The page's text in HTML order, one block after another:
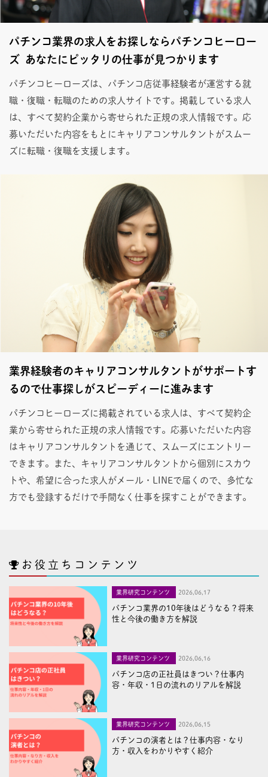
パチンコ業界の求人をお探しならパチンコヒーロー
ズ あなたにピッタリの仕事が見つかります
パチンコヒーローズは、パチンコ店従事経験者が運営する就
職・復職・転職のための求人サイトです。掲載している求人
は、すべて契約企業から寄せられた正規の求人情報です。応
募いただいた内容をもとにキャリアコンサルタントがスムー
ズに転職・復職を支援します。
業界経験者のキャリアコンサルタントがサポートす
るので仕事探しがスピーディーに進みます
パチンコヒーローズに掲載されている求人は、すべて契約企
業から寄せられた正規の求人情報です。応募いただいた内容
はキャリアコンサルタントを通じて、スムーズにエントリー
できます。また、キャリアコンサルタントから個別にスカウ
トや、希望に合った求人がメール・LINEで届くので、多忙な
方でも登録するだけで手間なく仕事を探すことができます。
お役立ちコンテンツ
業界研究コンテンツ 2026,06,17
パチンコ業界の10年後はどうなる？将来
性と今後の働き方を解説
業界研究コンテンツ 2026,06,16
パチンコ店の正社員はきつい？仕事内
容・年収・1日の流れのリアルを解説
業界研究コンテンツ 2026,06,15
パチンコの演者とは？仕事内容・なり
方・収入をわかりやすく紹介